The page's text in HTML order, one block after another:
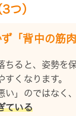
つ）
「背中の筋肉
ちると、姿勢を
すくなります。
い」のではなく、
ている